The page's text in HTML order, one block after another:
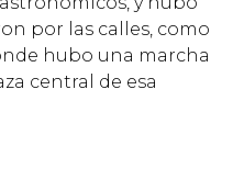
por las calles, como
hubo una marcha
central de esa